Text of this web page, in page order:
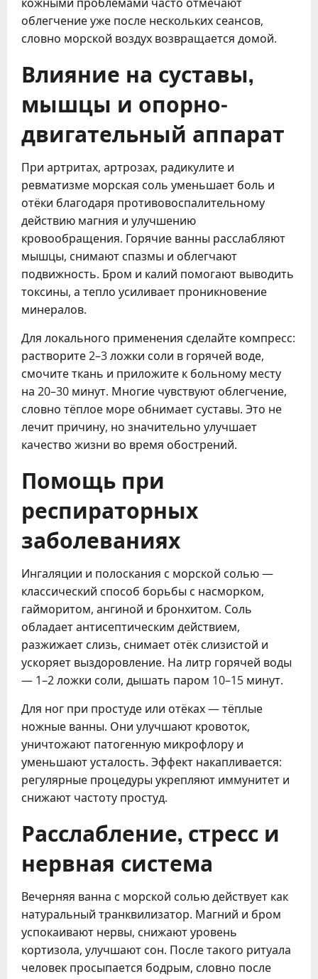
облегчение уже после нескольких сеансов,
словно морской воздух возвращается домой.
Влияние на суставы,
мышцы и опорно-
двигательный аппарат
При артритах, артрозах, радикулите и
ревматизме морская соль уменьшает боль и
отёки благодаря противовоспалительному
действию магния и улучшению
кровообращения. Горячие ванны расслабляют
мышцы, снимают спазмы и облегчают
подвижность. Бром и калий помогают выводить
токсины, а тепло усиливает проникновение
минералов.
Для локального применения сделайте компресс:
растворите 2–3 ложки соли в горячей воде,
смочите ткань и приложите к больному месту
на 20–30 минут. Многие чувствуют облегчение,
словно тёплое море обнимает суставы. Это не
лечит причину, но значительно улучшает
качество жизни во время обострений.
Помощь при
респираторных
заболеваниях
Ингаляции и полоскания с морской солью —
классический способ борьбы с насморком,
гайморитом, ангиной и бронхитом. Соль
обладает антисептическим действием,
разжижает слизь, снимает отёк слизистой и
ускоряет выздоровление. На литр горячей воды
— 1–2 ложки соли, дышать паром 10–15 минут.
Для ног при простуде или отёках — тёплые
ножные ванны. Они улучшают кровоток,
уничтожают патогенную микрофлору и
уменьшают усталость. Эффект накапливается:
регулярные процедуры укрепляют иммунитет и
снижают частоту простуд.
Расслабление, стресс и
нервная система
Вечерняя ванна с морской солью действует как
натуральный транквилизатор. Магний и бром
успокаивают нервы, снижают уровень
кортизола, улучшают сон. После такого ритуала
человек просыпается бодрым, словно после